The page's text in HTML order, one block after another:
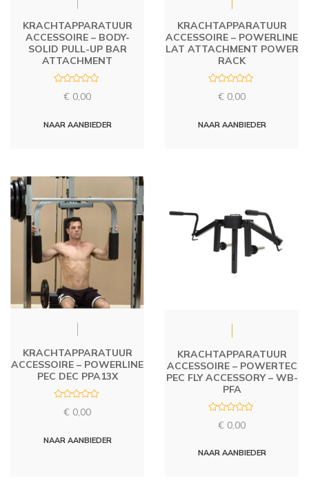
KRACHTAPPARATUUR
ACCESSOIRE – BODY-
SOLID PULL-UP BAR
ATTACHMENT
d
5
€ 0,00
NAAR AANBIEDER
KRACHTAPPARATUUR
ACCESSOIRE – POWERLINE
LAT ATTACHMENT POWER
RACK
d
€ 0,00
NAAR AANBIEDER
KRACHTAPPARATUUR
ACCESSOIRE – POWERLINE
PEC DEC PPA13X
d
€ 0,00
NAAR AANBIEDER
KRACHTAPPARATUUR
ACCESSOIRE – POWERTEC
PEC FLY ACCESSORY – WB-
PFA
d
€ 0,00
NAAR AANBIEDER